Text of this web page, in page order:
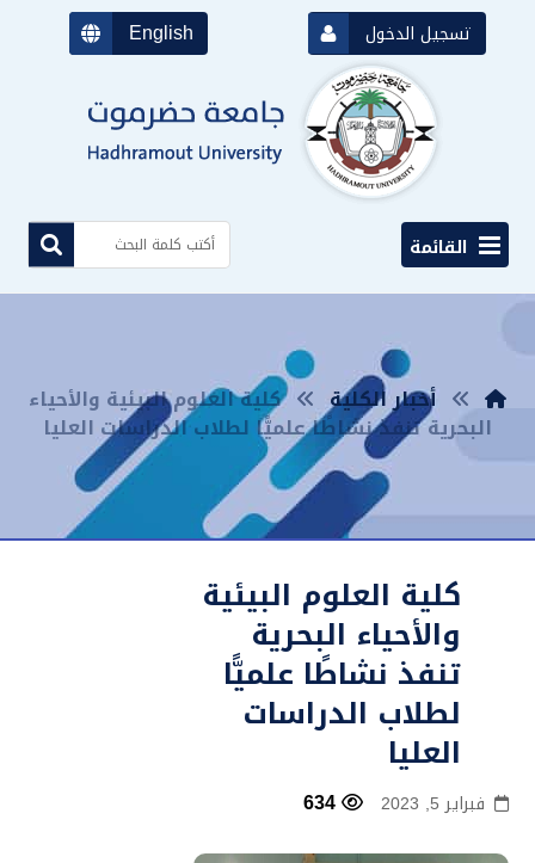
English تسجيل الدخول
القائمة
أخبار الكلية كلية العلوم البيئية والأحياء
البحرية تنفذ نشاطًا علميًّا لطلاب الدراسات العليا
كلية العلوم البيئية
والأحياء البحرية
تنفذ نشاطًا علميًّا
لطلاب الدراسات
العليا
فبراير 5, 2023 634